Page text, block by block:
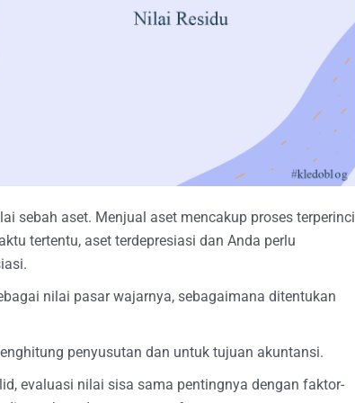
sebah aset. Menjual aset mencakup proses terperinci
tertentu, aset terdepresiasi dan Anda perlu
nilai pasar wajarnya, sebagaimana ditentukan
penyusutan dan untuk tujuan akuntansi.
evaluasi nilai sisa sama pentingnya dengan faktor-